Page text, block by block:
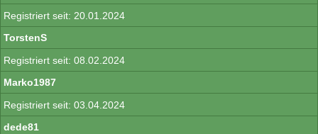
20.01.2024
TorstenS
08.02.2024
Marko1987
03.04.2024
dede81